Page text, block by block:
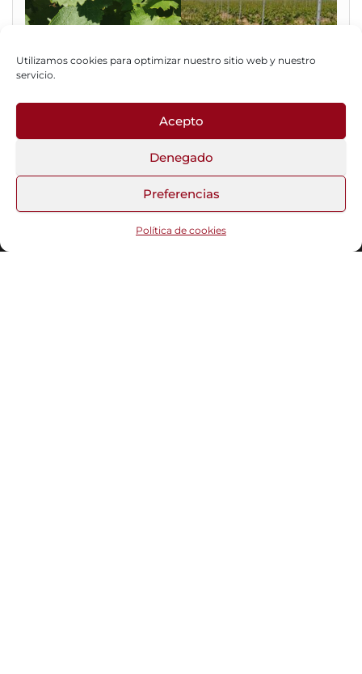
Utilizamos cookies para optimizar nuestro sitio web y nuestro
servicio.
Acepto
Denegado
Preferencias
Política de cookies
Fotos del Blog
Funciona gracias aWordPress |Tema:Head Blog